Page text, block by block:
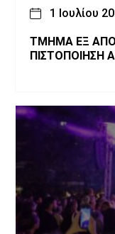
1 Ιουλίου
ΤΜΗΜΑ ΕΞ
ΠΙΣΤΟΠΟΙΗΣΗ